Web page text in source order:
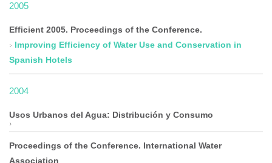
2005
Efficient 2005. Proceedings of the Conference.
Improving Efficiency of Water Use and Conservation in
Spanish Hotels
2004
Usos Urbanos del Agua: Distribución y Consumo
Proceedings of the Conference. International Water
Association